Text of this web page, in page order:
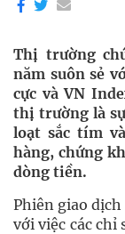
Thị trường
năm suôn sẻ
cực và VN
thị trường là
loạt sắc tím
hàng, chứng
dòng tiền.
Phiên giao
với việc các chỉ